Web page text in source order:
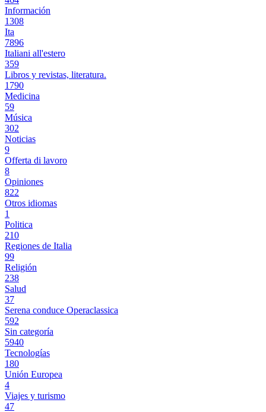
Información
1308
Ita
7896
Italiani all'estero
359
Libros y revistas, literatura.
1790
Medicina
59
Música
302
Noticias
9
Offerta di lavoro
8
Opiniones
822
Otros idiomas
1
Politica
210
Regiones de Italia
99
Religión
238
Salud
37
Serena conduce Operaclassica
592
Sin categoría
5940
Tecnologías
180
Unión Europea
4
Viajes y turismo
47